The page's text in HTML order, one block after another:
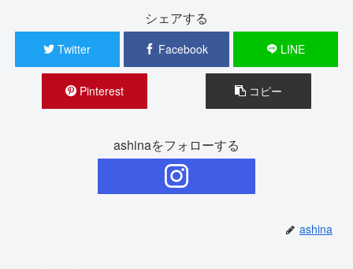
シェアする
Twitter Facebook LINE
Pinterest コピー
ashinaをフォローする
ashina